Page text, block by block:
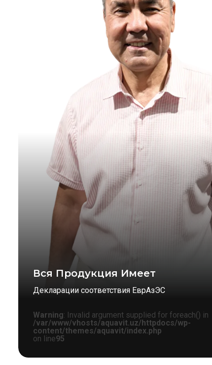
Вся Продукция Имеет
Декларации соответствия ЕврАзЭС
Warning: Invalid argument supplied for foreach() in
/var/www/vhosts/aquavit.uz/httpdocs/wp-
content/themes/aquavit/index.php
on line95